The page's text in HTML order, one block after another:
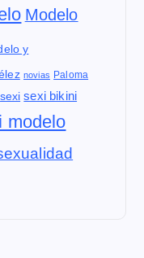
Modelo
y
novias Paloma
sexi sexi bikini
modelo